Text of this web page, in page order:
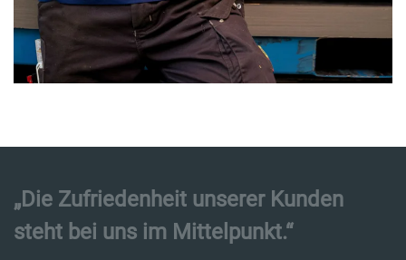
„Die Zufriedenheit unserer Kunden
steht bei uns im Mittelpunkt.“